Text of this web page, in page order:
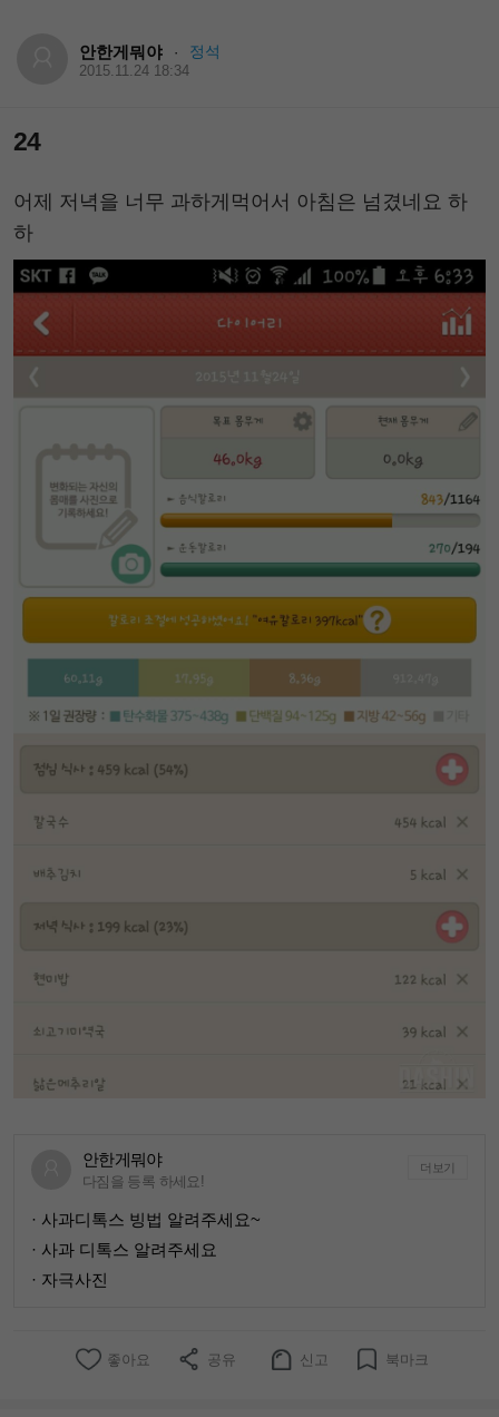
안한게뭐야 · 정석
2015.11.24 18:34
24
어제 저녁을 너무 과하게먹어서 아침은 넘겼네요 하
하
안한게뭐야
다짐을 등록 하세요!
더보기
· 사과디톡스 빙법 알려주세요~
· 사과 디톡스 알려주세요
· 자극사진
좋아요 공유 신고 북마크